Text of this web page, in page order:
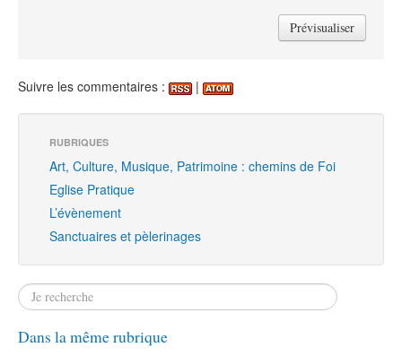
Suivre les commentaires : |
RUBRIQUES
Art, Culture, Musique, Patrimoine : chemins de Foi
Eglise Pratique
L’évènement
Sanctuaires et pèlerinages
Dans la même rubrique